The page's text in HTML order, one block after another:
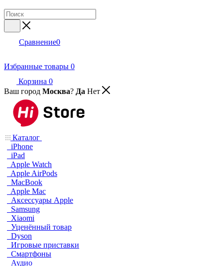
Сравнение0
Избранные товары 0
Корзина 0
Ваш город Москва? Да Нет
Каталог
iPhone
iPad
Apple Watch
Apple AirPods
MacBook
Apple Mac
Аксессуары Apple
Samsung
Xiaomi
Уценённый товар
Dyson
Игровые приставки
Смартфоны
Аудио